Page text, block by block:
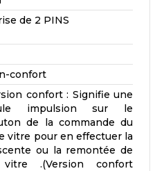
de 2 PINS
confort
confort : Signifie une
impulsion sur le
de la commande du
vitre pour en effectuer la
ou la remontée de
.(Version confort